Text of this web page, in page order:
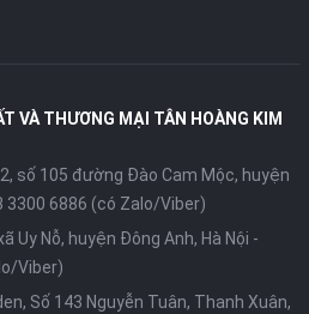
VÀ THƯƠNG MẠI TÂN HOÀNG KIM
số 105 đường Đào Cam Mộc, huyện
3300 6886 (có Zalo/Viber)
Uy Nỗ, huyện Đông Anh, Hà Nội -
Viber)
Số 143 Nguyễn Tuân, Thanh Xuân,